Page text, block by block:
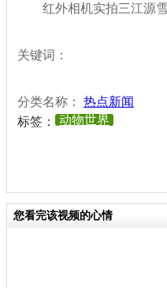
红外相机实拍三江源雪
关键词：
分类名称： 热点新闻
标签：
动物世界
您看完该视频的心情